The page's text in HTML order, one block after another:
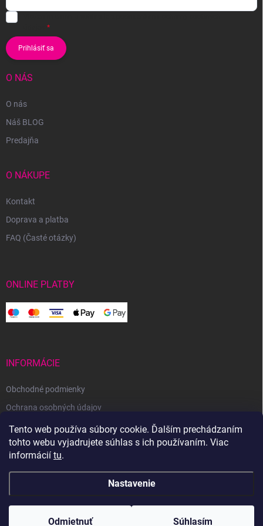
Tento web používa súbory cookie. Ďalším prechádzaním
tohto webu vyjadrujete súhlas s ich používaním. Viac
informácií tu.
Nastavenie
Odmietnuť Súhlasím
Prihlásiť sa
O NÁS
O nás
Náš BLOG
Predajňa
O NÁKUPE
Kontakt
Doprava a platba
FAQ (Časté otázky)
ONLINE PLATBY
INFORMÁCIE
Obchodné podmienky
Ochrana osobných údajov
Reklamačný poriadok
Odstúpenie od zmluvy
Copyright 2026 Svetoveklbka.sk . Všetky práva vyhradené.